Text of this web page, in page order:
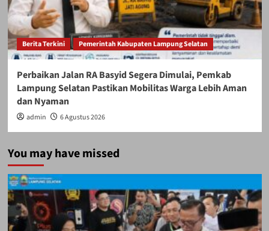
Berita Terkini Pemerintah Kabupaten Lampung Selatan
Perbaikan Jalan RA Basyid Segera Dimulai, Pemkab
Lampung Selatan Pastikan Mobilitas Warga Lebih Aman
dan Nyaman
admin 6 Agustus 2026
You may have missed